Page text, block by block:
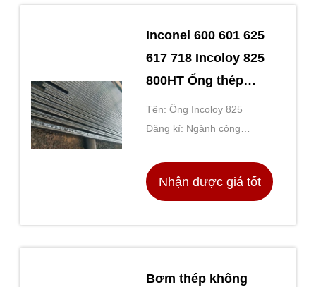
Inconel 600 601 625
617 718 Incoloy 825
800HT Ống thép
không mối hàn hợp
kim
Tên: Ống Incoloy 825
Đăng kí: Ngành công
Nhận được giá tốt
Bơm thép không